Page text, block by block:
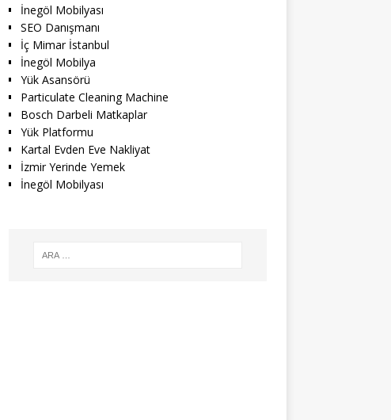
İnegöl Mobilyası
SEO Danışmanı
İç Mimar İstanbul
İnegöl Mobilya
Yük Asansörü
Particulate Cleaning Machine
Bosch Darbeli Matkaplar
Yük Platformu
Kartal Evden Eve Nakliyat
İzmir Yerinde Yemek
İnegöl Mobilyası